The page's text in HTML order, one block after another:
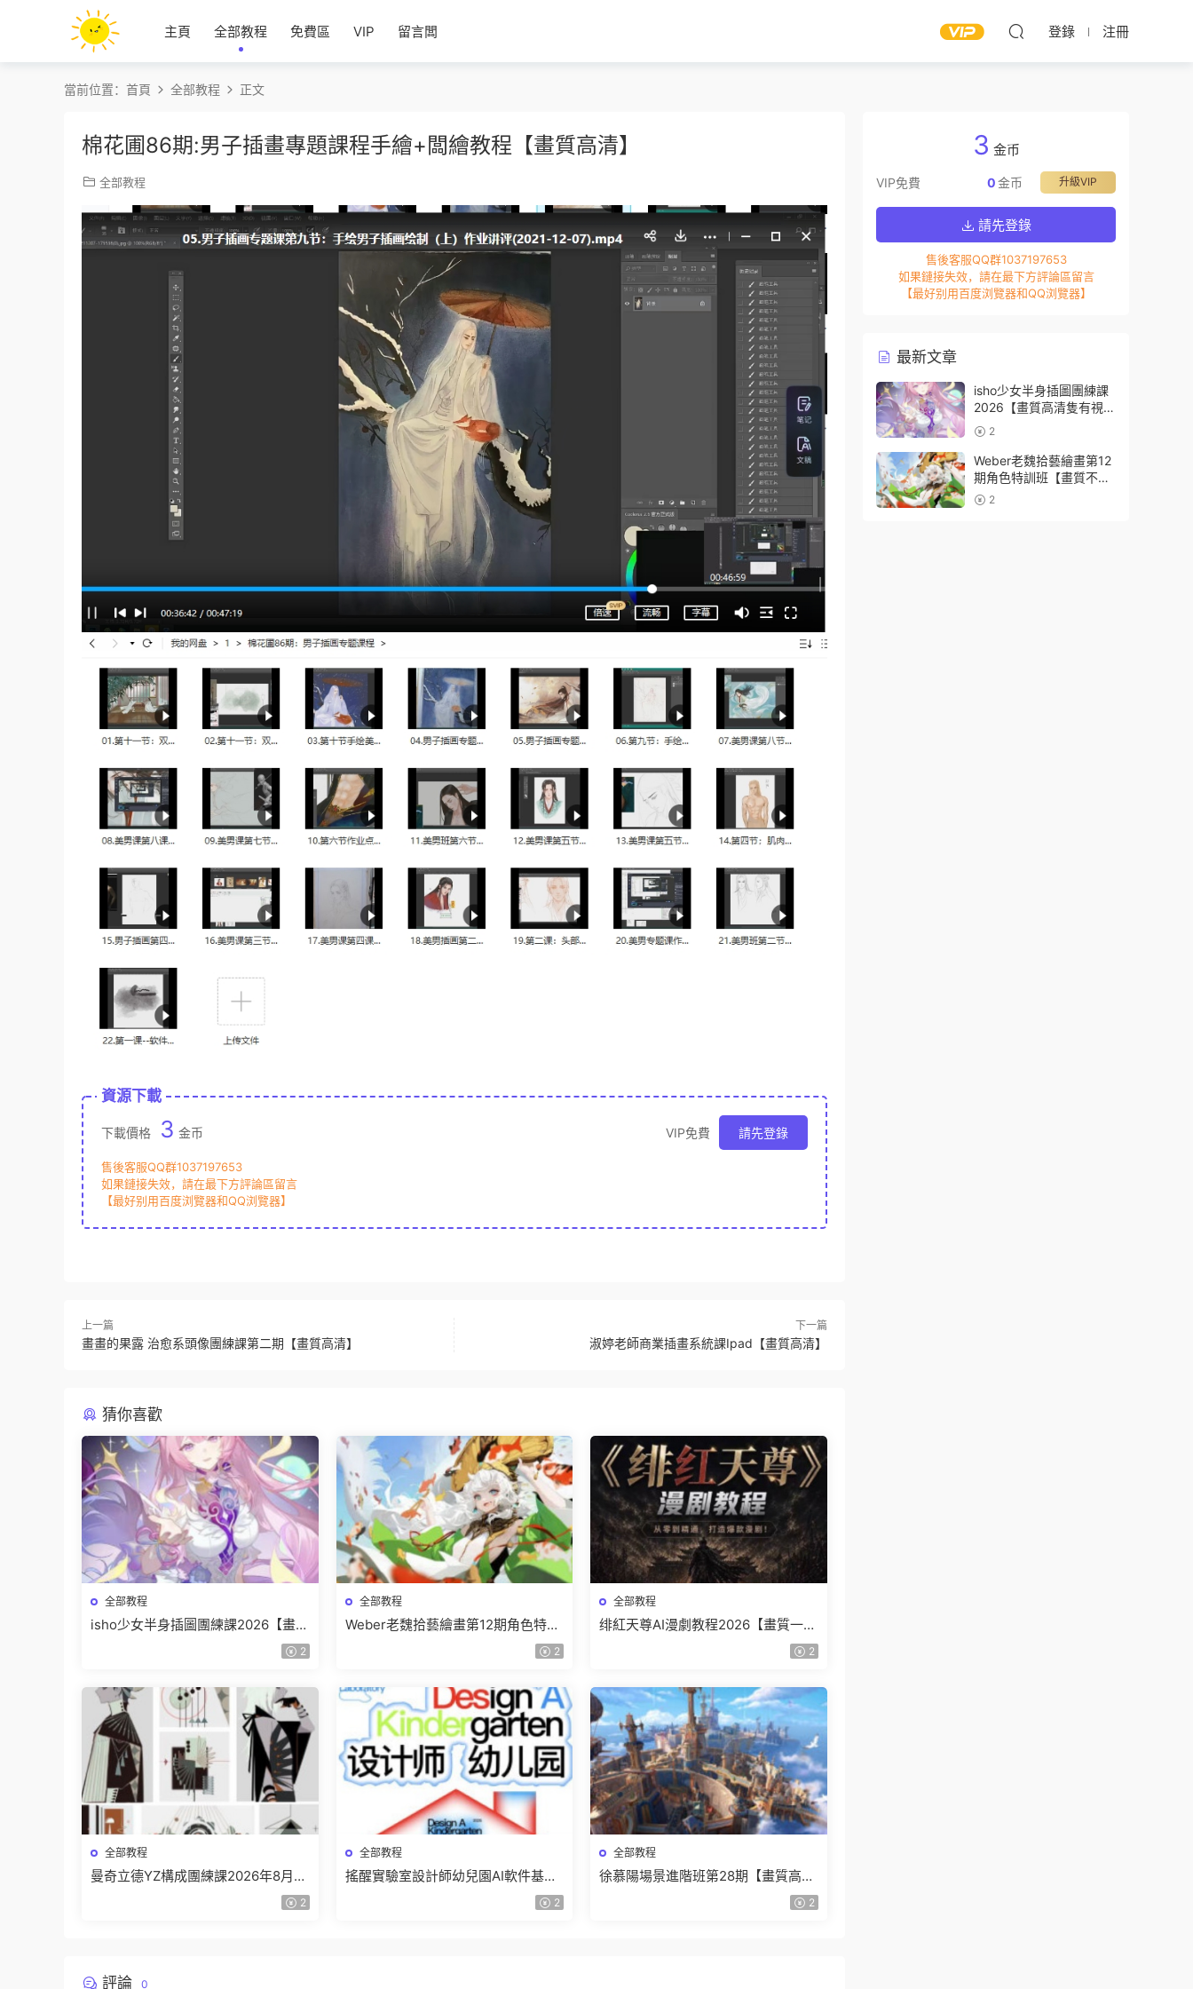
主頁 全部教程 免費區 VIP 留言闆 登錄 注冊
當前位置： 首頁 全部教程 正文
棉花圃86期:男子插畫專題課程手繪+闆繪教程【畫質高清】
全部教程
資源下載
下載價格 3 金币 VIP免費 請先登錄
售後客服QQ群1037197653
如果鏈接失效，請在最下方評論區留言
【最好别用百度浏覽器和QQ浏覽器】
上一篇
畫畫的果露 治愈系頭像團練課第二期【畫質高清】
下一篇
淑婷老師商業插畫系統課Ipad【畫質高清】
猜你喜歡
全部教程
isho少女半身插圖團練課2026【畫質
2
全部教程
Weber老魏拾藝繪畫第12期角色特訓
2
全部教程
绯紅天尊AI漫劇教程2026【畫質一般
2
全部教程
曼奇立德YZ構成團練課2026年8月已
2
全部教程
搖醒實驗室設計師幼兒園AI軟件基礎
2
全部教程
徐慕陽場景進階班第28期【畫質高清
2
評論 0
3 金币
VIP免費 升級VIP
0金币
請先登錄
售後客服QQ群1037197653
如果鏈接失效，請在最下方評論區留言
【最好别用百度浏覽器和QQ浏覽器】
最新文章
isho少女半身插圖團練課
2026【畫質高清隻有視
頻】2
Weber老魏拾藝繪畫第12
期角色特訓班【畫質不錯
隻有視頻】
2